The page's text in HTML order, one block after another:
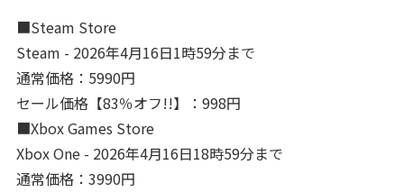
■Steam Store
Steam - 2026年4月16日1時59分まで
通常価格：5990円
セール価格【83％オフ!!】：998円
■Xbox Games Store
Xbox One - 2026年4月16日18時59分まで
通常価格：3990円